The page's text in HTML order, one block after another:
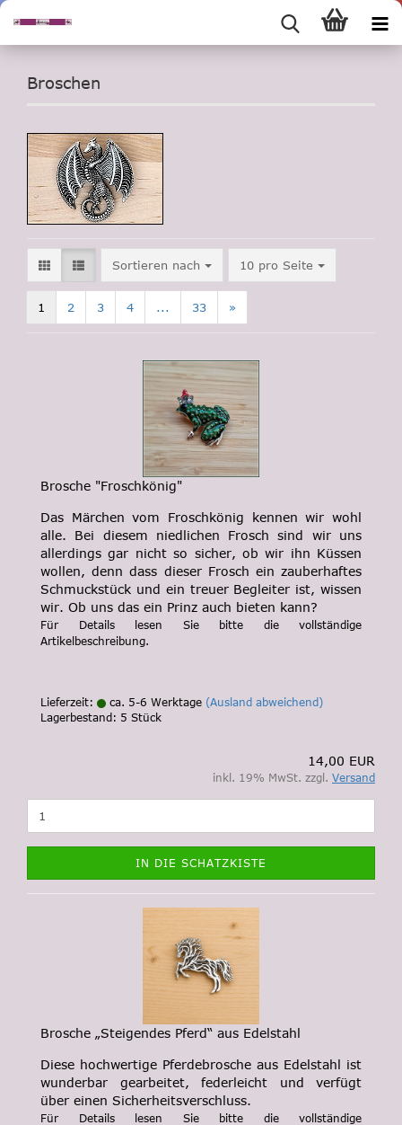
Broschen
Sortieren nach
Sortieren nach 10 pro Seite
pro Seite
1 2 3 4 ... 33 »
Brosche "Froschkönig"
Das Märchen vom Froschkönig kennen wir wohl
alle. Bei diesem niedlichen Frosch sind wir uns
allerdings gar nicht so sicher, ob wir ihn Küssen
wollen, denn dass dieser Frosch ein zauberhaftes
Schmuckstück und ein treuer Begleiter ist, wissen
wir. Ob uns das ein Prinz auch bieten kann?
Für Details lesen Sie bitte die vollständige
Artikelbeschreibung.
Lieferzeit: ca. 5-6 Werktage (Ausland abweichend)
Lagerbestand: 5 Stück
14,00 EUR
inkl. 19% MwSt. zzgl. Versand
IN DIE SCHATZKISTE
Brosche „Steigendes Pferd“ aus Edelstahl
Diese hochwertige Pferdebrosche aus Edelstahl ist
wunderbar gearbeitet, federleicht und verfügt
über einen Sicherheitsverschluss.
Für Details lesen Sie bitte die vollständige